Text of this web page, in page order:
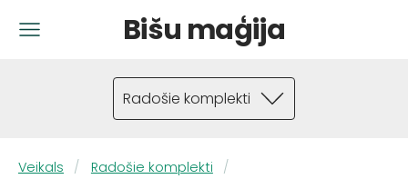
Bišu maģija
Radošie komplekti
Veikals
Radošie komplekti